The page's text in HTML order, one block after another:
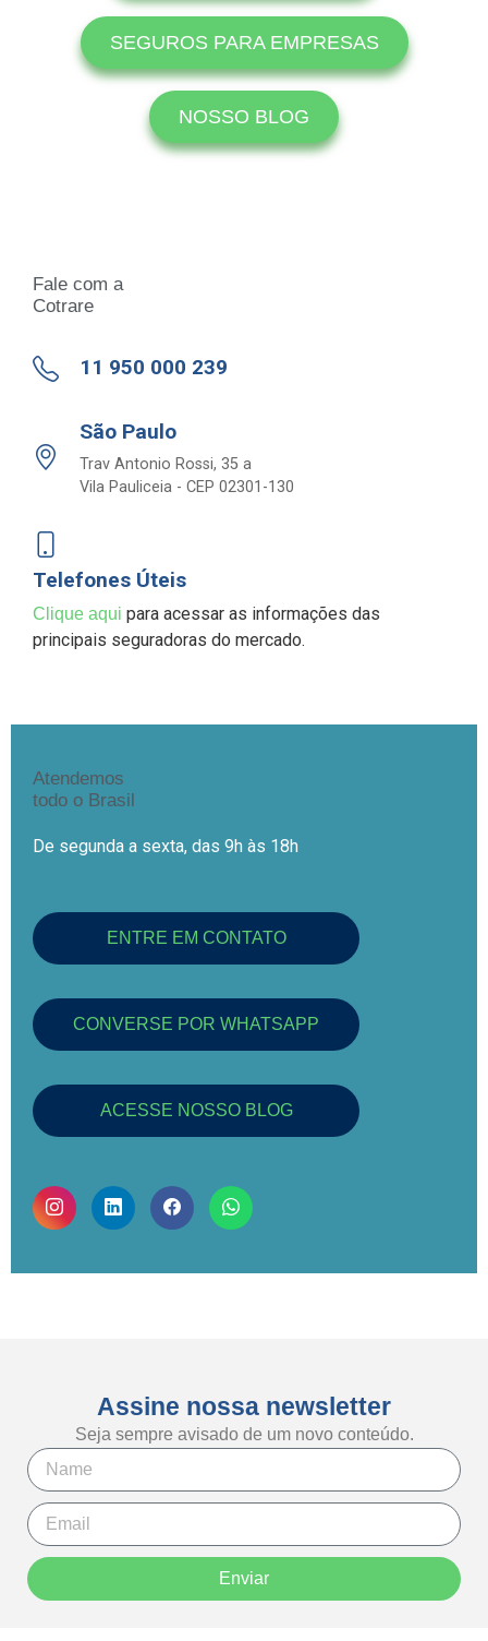
SEGUROS PARA EMPRESAS
NOSSO BLOG
Fale com a
Cotrare
11 950 000 239
São Paulo
Trav Antonio Rossi, 35 a
Vila Pauliceia - CEP 02301-130
Telefones Úteis
Clique aqui para acessar as informações das
principais seguradoras do mercado.
Atendemos
todo o Brasil
De segunda a sexta, das 9h às 18h
ENTRE EM CONTATO
CONVERSE POR WHATSAPP
ACESSE NOSSO BLOG
Assine nossa newsletter
Seja sempre avisado de um novo conteúdo.
Enviar